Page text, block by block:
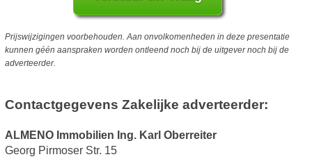
Prijswijzigingen voorbehouden. Aan onvolkomenheden in deze presentatie
kunnen géén aanspraken worden ontleend noch bij de uitgever noch bij de
adverteerder.
Contactgegevens Zakelijke adverteerder:
ALMENO Immobilien Ing. Karl Oberreiter
Georg Pirmoser Str. 15